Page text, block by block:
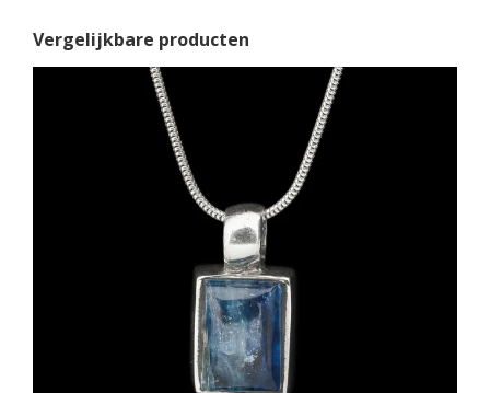
Vergelijkbare producten